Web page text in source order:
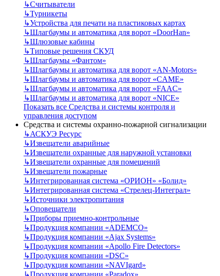
↳Считыватели
↳Турникеты
↳Устройства для печати на пластиковых картах
↳Шлагбаумы и автоматика для ворот «DoorHan»
↳Шлюзовые кабины
↳Типовые решения СКУД
↳Шлагбаумы «Фантом»
↳Шлагбаумы и автоматика для ворот «AN-Motors»
↳Шлагбаумы и автоматика для ворот «CAME»
↳Шлагбаумы и автоматика для ворот «FAAC»
↳Шлагбаумы и автоматика для ворот «NICE»
Показать все Средства и системы контроля и
управления доступом
Средства и системы охранно-пожарной сигнализации
↳АСКУЭ Ресурс
↳Извещатели аварийные
↳Извещатели охранные для наружной установки
↳Извещатели охранные для помещений
↳Извещатели пожарные
↳Интегрированная система «ОРИОН» «Болид»
↳Интегрированная система «Стрелец-Интеграл»
↳Источники электропитания
↳Оповещатели
↳Приборы приемно-контрольные
↳Продукция компании «ADEMCO»
↳Продукция компании «Ajax Systems»
↳Продукция компании «Apollo Fire Detectors»
↳Продукция компании «DSC»
↳Продукция компании «NAVIgard»
↳Продукция компании «Paradox»